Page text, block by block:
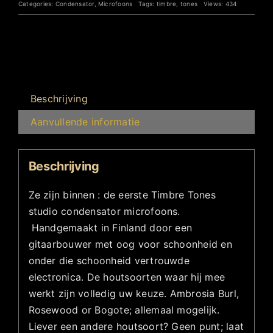
Categories: Condensator, Microfoons Tags: timbre tones Views: 434
Beschrijving
Aanvullende informatie
Beschrijving
Ze zijn binnen : de eerste Timbre Tones
studio condensator microfoons.
Handgemaakt in Finland door een
gitaarbouwer met oog voor schoonheid en
onder die schoonheid vertrouwde
electronica. De houtsoorten waar hij mee
werkt zijn volledig uw keuze. Ambrosia Burl,
Rosewood or Bogote; allemaal mogelijk.
Liever een andere houtsoort? Geen punt; laat